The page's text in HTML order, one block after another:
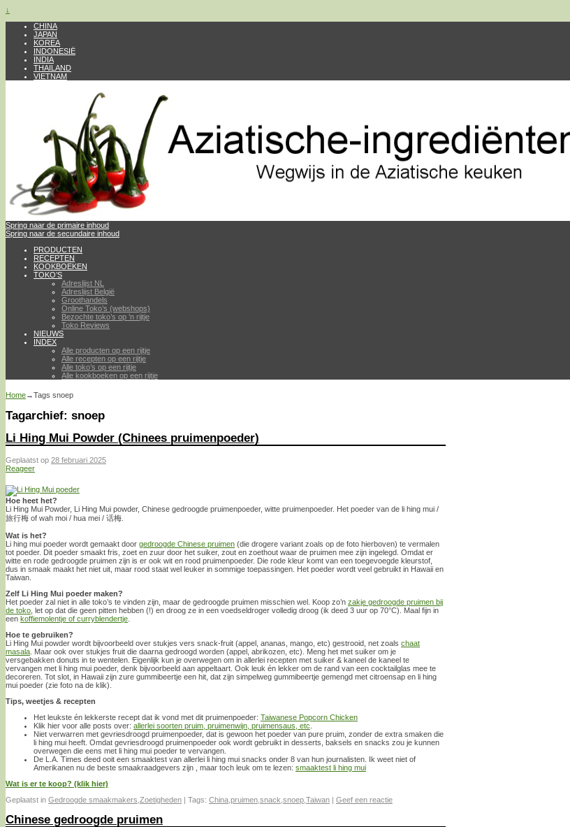
↓
CHINA
JAPAN
KOREA
INDONESIË
INDIA
THAILAND
VIETNAM
Spring naar de primaire inhoud
Spring naar de secundaire inhoud
PRODUCTEN
RECEPTEN
KOOKBOEKEN
TOKO’S
Adreslijst NL
Adreslijst België
Groothandels
Online Toko’s (webshops)
Bezochte toko’s op ’n rijtje
Toko Reviews
NIEUWS
INDEX
Alle producten op een rijtje
Alle recepten op een rijtje
Alle toko’s op een rijtje
Alle kookboeken op een rijtje
Home→Tags snoep
Tagarchief: snoep
Li Hing Mui Powder (Chinees pruimenpoeder)
Geplaatst op 28 februari 2025
Reageer
Hoe heet het?
Li Hing Mui Powder, Li Hing Mui powder, Chinese gedroogde pruimenpoeder, witte pruimenpoeder. Het poeder van de li hing mui /
旅行梅 of wah moi / hua mei / 话梅.
Wat is het?
Li hing mui poeder wordt gemaakt door gedroogde Chinese pruimen (die drogere variant zoals op de foto hierboven) te vermalen
tot poeder. Dit poeder smaakt fris, zoet en zuur door het suiker, zout en zoethout waar de pruimen mee zijn ingelegd. Omdat er
witte en rode gedroogde pruimen zijn is er ook wit en rood pruimenpoeder. Die rode kleur komt van een toegevoegde kleurstof,
dus in smaak maakt het niet uit, maar rood staat wel leuker in sommige toepassingen. Het poeder wordt veel gebruikt in Hawaii en
Taiwan.
Zelf Li Hing Mui poeder maken?
Het poeder zal niet in alle toko’s te vinden zijn, maar de gedroogde pruimen misschien wel. Koop zo’n zakje gedroogde pruimen bij
de toko , let op dat die geen pitten hebben (!) en droog ze in een voedseldroger volledig droog (ik deed 3 uur op 70°C). Maal fijn in
een koffiemolentje of curryblendertje
Hoe te gebruiken?
Li Hing Mui powder wordt bijvoorbeeld over stukjes vers snack-fruit (appel, ananas, mango, etc) gestrooid, net zoals chaat
masala . Maar ook over stukjes fruit die daarna gedroogd worden (appel, abrikozen, etc). Meng het met suiker om je
versgebakken donuts in te wentelen. Eigenlijk kun je overwegen om in allerlei recepten met suiker & kaneel de kaneel te
vervangen met li hing mui poeder, denk bijvoorbeeld aan appeltaart. Ook leuk én lekker om de rand van een cocktailglas mee te
decoreren. Tot slot, in Hawaii zijn zure gummibeertje een hit, dat zijn simpelweg gummibeertje gemengd met citroensap en li hing
mui poeder (zie foto na de klik).
Tips, weetjes & recepten
Het leukste én lekkerste recept dat ik vond met dit pruimenpoeder: Taiwanese Popcorn Chicken
Klik hier voor alle posts over: allerlei soorten pruim, pruimenwijn, pruimensaus, etc
Niet verwarren met gevriesdroogd pruimenpoeder, dat is gewoon het poeder van pure pruim, zonder de extra smaken die
li hing mui heeft. Omdat gevriesdroogd pruimenpoeder ook wordt gebruikt in desserts, baksels en snacks zou je kunnen
overwegen die eens met li hing mui poeder te vervangen.
De L.A. Times deed ooit een smaaktest van allerlei li hing mui snacks onder 8 van hun journalisten. Ik weet niet of
Amerikanen nu de beste smaakraadgevers zijn , maar toch leuk om te lezen: smaaktest li hing mui
Wat is er te koop? (klik hier)
Geplaatst in Gedroogde smaakmakers Zoetigheden | Tags: China pruimen snack snoep Taiwan | Geef een reactie
Chinese gedroogde pruimen